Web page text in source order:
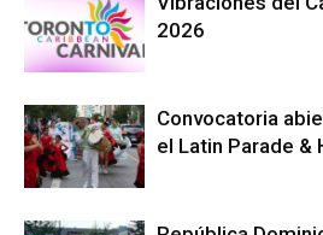
2026
Convocatoria
el Latin Parade &